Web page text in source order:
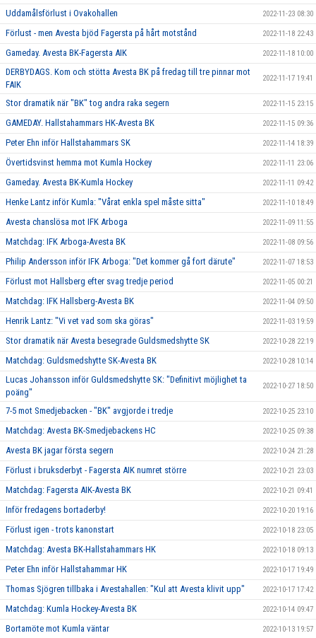
Uddamålsförlust i Ovakohallen 2022-11-23 08:30
Förlust - men Avesta bjöd Fagersta på hårt motstånd 2022-11-18 22:43
Gameday. Avesta BK-Fagersta AIK 2022-11-18 10:00
DERBYDAGS. Kom och stötta Avesta BK på fredag till tre pinnar mot
FAIK
2022-11-17 19:41
Stor dramatik när "BK" tog andra raka segern 2022-11-15 23:15
GAMEDAY. Hallstahammars HK-Avesta BK 2022-11-15 09:36
Peter Ehn inför Hallstahammars SK 2022-11-14 18:39
Övertidsvinst hemma mot Kumla Hockey 2022-11-11 23:06
Gameday. Avesta BK-Kumla Hockey 2022-11-11 09:42
Henke Lantz inför Kumla: "Vårat enkla spel måste sitta" 2022-11-10 18:49
Avesta chanslösa mot IFK Arboga 2022-11-09 11:55
Matchdag: IFK Arboga-Avesta BK 2022-11-08 09:56
Philip Andersson inför IFK Arboga: "Det kommer gå fort därute" 2022-11-07 18:53
Förlust mot Hallsberg efter svag tredje period 2022-11-05 00:21
Matchdag: IFK Hallsberg-Avesta BK 2022-11-04 09:50
Henrik Lantz: "Vi vet vad som ska göras" 2022-11-03 19:59
Stor dramatik när Avesta besegrade Guldsmedshytte SK 2022-10-28 22:19
Matchdag: Guldsmedshytte SK-Avesta BK 2022-10-28 10:14
Lucas Johansson inför Guldsmedshytte SK: "Definitivt möjlighet ta
poäng"
2022-10-27 18:50
7-5 mot Smedjebacken - "BK" avgjorde i tredje 2022-10-25 23:10
Matchdag: Avesta BK-Smedjebackens HC 2022-10-25 09:38
Avesta BK jagar första segern 2022-10-24 21:28
Förlust i bruksderbyt - Fagersta AIK numret större 2022-10-21 23:03
Matchdag: Fagersta AIK-Avesta BK 2022-10-21 09:41
Inför fredagens bortaderby! 2022-10-20 19:16
Förlust igen - trots kanonstart 2022-10-18 23:05
Matchdag: Avesta BK-Hallstahammars HK 2022-10-18 09:13
Peter Ehn inför Hallstahammar HK 2022-10-17 19:49
Thomas Sjögren tillbaka i Avestahallen: "Kul att Avesta klivit upp" 2022-10-17 17:42
Matchdag: Kumla Hockey-Avesta BK 2022-10-14 09:47
Bortamöte mot Kumla väntar 2022-10-13 19:57